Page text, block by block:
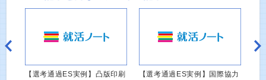
【選考通過ES実例】凸版印刷
【選考通過ES実例】国際協力